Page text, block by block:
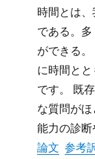
問
答
に
時間とは
である。
ができる
に時間と
です。 既
な質問が
能力の診断
論文 参考